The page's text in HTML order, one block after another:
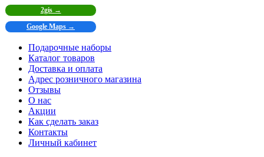
2gis →
Google Maps →
Подарочные наборы
Каталог товаров
Доставка и оплата
Адрес розничного магазина
Отзывы
О нас
Акции
Как сделать заказ
Контакты
Личный кабинет